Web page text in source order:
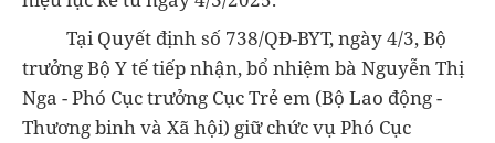
Tại Quyết định số 738/QĐ-BYT, ngày 4/3, Bộ
trưởng Bộ Y tế tiếp nhận, bổ nhiệm bà Nguyễn Thị
Nga - Phó Cục trưởng Cục Trẻ em (Bộ Lao động -
Thương binh và Xã hội) giữ chức vụ Phó Cục